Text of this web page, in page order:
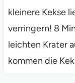
kleinere Kekse
verringern! 8
leichten Krater
kommen die